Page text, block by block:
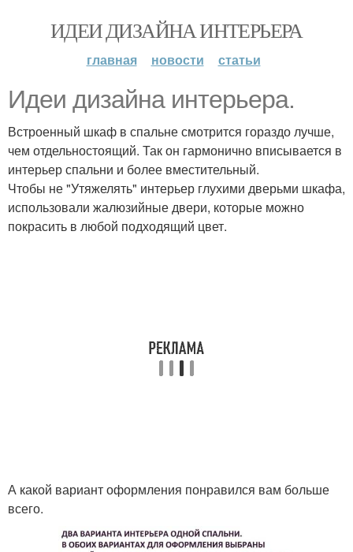
ИДЕИ ДИЗАЙНА ИНТЕРЬЕРА
главная новости статьи
Идеи дизайна интерьера.
Встроенный шкаф в спальне смотрится гораздо лучше,
чем отдельностоящий. Так он гармонично вписывается в
интерьер спальни и более вместительный.
Чтобы не "Утяжелять" интерьер глухими дверьми шкафа,
использовали жалюзийные двери, которые можно
покрасить в любой подходящий цвет.
А какой вариант оформления понравился вам больше
всего.